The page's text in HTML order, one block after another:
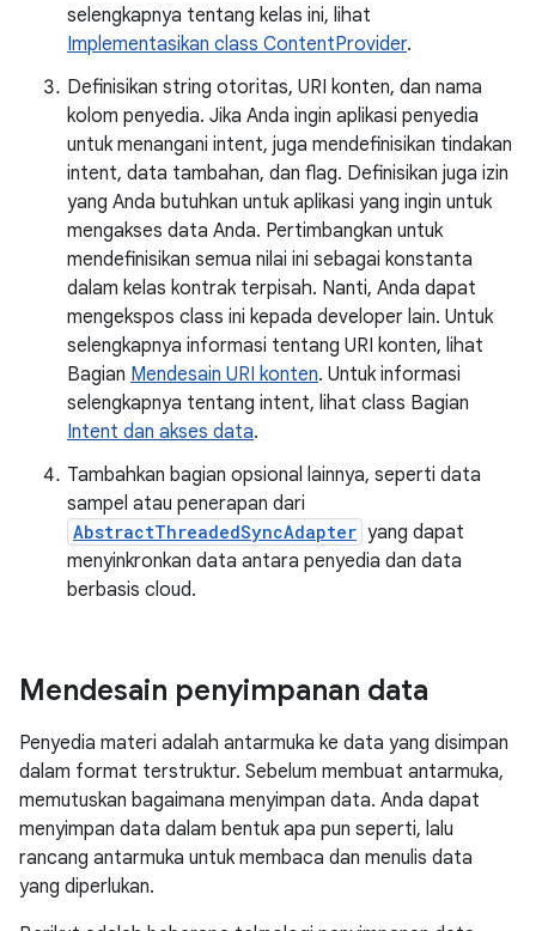
selengkapnya tentang kelas ini, lihat
Implementasikan class ContentProvider.
Definisikan string otoritas, URI konten, dan nama
kolom penyedia. Jika Anda ingin aplikasi penyedia
untuk menangani intent, juga mendefinisikan tindakan
intent, data tambahan, dan flag. Definisikan juga izin
yang Anda butuhkan untuk aplikasi yang ingin untuk
mengakses data Anda. Pertimbangkan untuk
mendefinisikan semua nilai ini sebagai konstanta
dalam kelas kontrak terpisah. Nanti, Anda dapat
mengekspos class ini kepada developer lain. Untuk
selengkapnya informasi tentang URI konten, lihat
Bagian Mendesain URI konten. Untuk informasi
selengkapnya tentang intent, lihat class Bagian
Intent dan akses data.
Tambahkan bagian opsional lainnya, seperti data
sampel atau penerapan dari
AbstractThreadedSyncAdapter yang dapat
menyinkronkan data antara penyedia dan data
berbasis cloud.
Mendesain penyimpanan data
Penyedia materi adalah antarmuka ke data yang disimpan
dalam format terstruktur. Sebelum membuat antarmuka,
memutuskan bagaimana menyimpan data. Anda dapat
menyimpan data dalam bentuk apa pun seperti, lalu
rancang antarmuka untuk membaca dan menulis data
yang diperlukan.